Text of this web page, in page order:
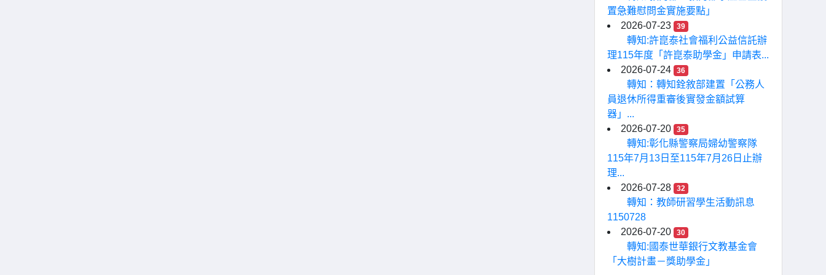
置急難慰問金實施要點」
2026-07-23
39
轉知:許崑泰社會福利公益信託辦
理115年度「許崑泰助學金」申請表...
2026-07-24
36
轉知：轉知銓敘部建置「公務人
員退休所得重審後實發金額試算
器」...
2026-07-20
35
轉知:彰化縣警察局婦幼警察隊
115年7月13日至115年7月26日止辦
理...
2026-07-28
32
轉知：教師研習學生活動訊息
1150728
2026-07-20
30
轉知:國泰世華銀行文教基金會
「大樹計畫－獎助學金」